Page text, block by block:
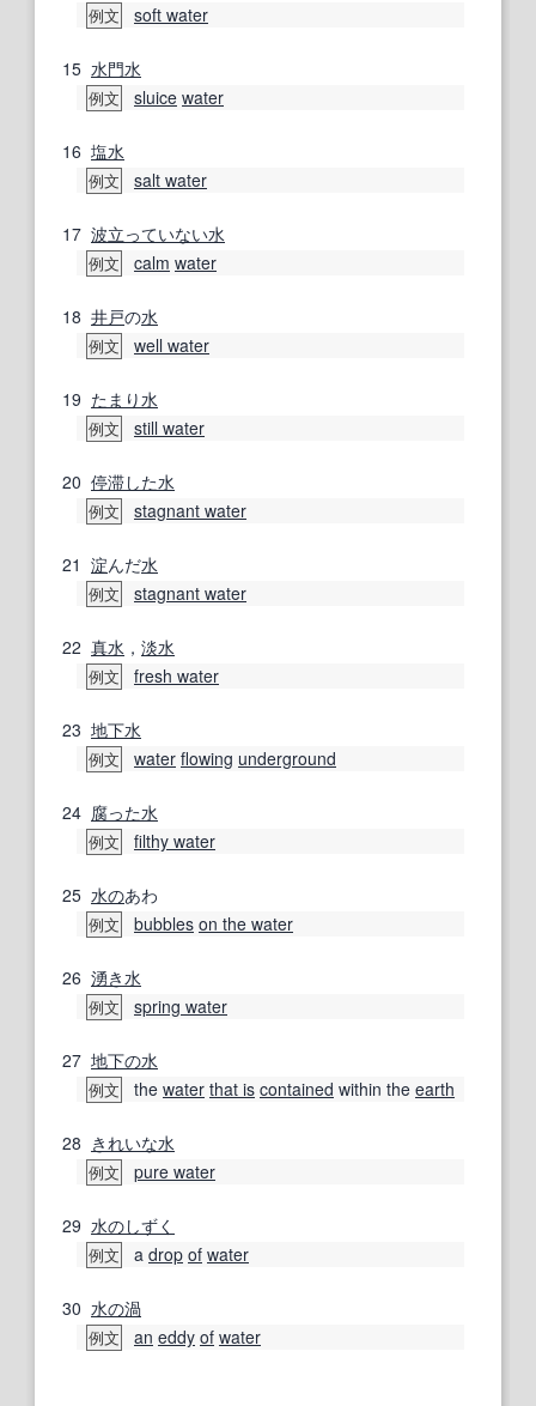
例文 soft water
15 水門水
例文 sluice water
16 塩水
例文 salt water
17 波立っていない水
例文 calm water
18 井戸の水
例文 well water
19 たまり水
例文 still water
20 停滞した水
例文 stagnant water
21 淀んだ水
例文 stagnant water
22 真水 ， 淡水
例文 fresh water
23 地下水
例文 water flowing underground
24 腐った水
例文 filthy water
25 水のあわ
例文 bubbles on the water
26 湧き水
例文 spring water
27 地下の水
例文 the water that is contained within the earth
28 きれいな水
例文 pure water
29 水のしずく
例文 a drop of water
30 水の渦
例文 an eddy of water